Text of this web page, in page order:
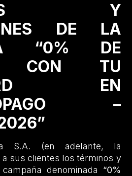
Y
DE LA
“0% DE
CON TU
EN
–
S.A. (en adelante, la
a sus clientes los términos y
denominada “0%